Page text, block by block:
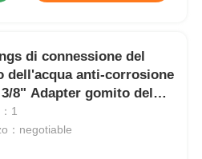
di connessione del
dell'acqua anti-corrosione
8" Adapter gomito del
1
：negotiable